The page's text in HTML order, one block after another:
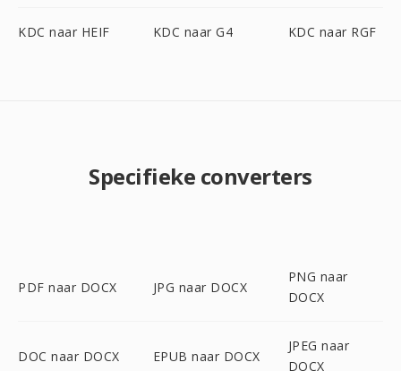
KDC naar HEIF KDC naar G4 KDC naar RGF
Specifieke converters
PDF naar DOCX JPG naar DOCX
PNG naar
DOCX
DOC naar DOCX EPUB naar DOCX
JPEG naar
DOCX